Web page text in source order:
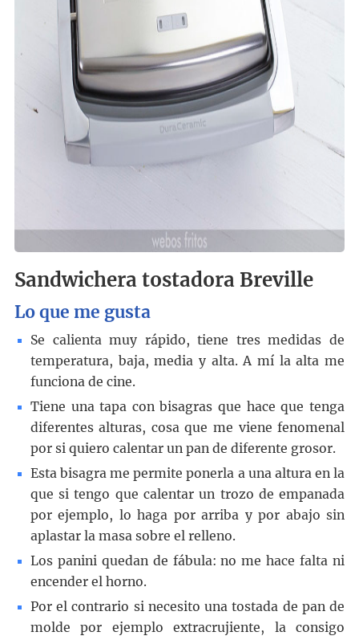
Sandwichera tostadora Breville
Lo que me gusta
Se calienta muy rápido, tiene tres medidas de
temperatura, baja, media y alta. A mí la alta me
funciona de cine.
Tiene una tapa con bisagras que hace que tenga
diferentes alturas, cosa que me viene fenomenal
por si quiero calentar un pan de diferente grosor.
Esta bisagra me permite ponerla a una altura en la
que si tengo que calentar un trozo de empanada
por ejemplo, lo haga por arriba y por abajo sin
aplastar la masa sobre el relleno.
Los panini quedan de fábula: no me hace falta ni
encender el horno.
Por el contrario si necesito una tostada de pan de
molde por ejemplo extracrujiente, la consigo